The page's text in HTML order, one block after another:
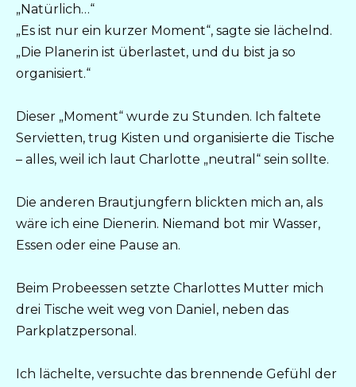
„Natürlich…“
„Es ist nur ein kurzer Moment“, sagte sie lächelnd.
„Die Planerin ist überlastet, und du bist ja so
organisiert.“
Dieser „Moment“ wurde zu Stunden. Ich faltete
Servietten, trug Kisten und organisierte die Tische
– alles, weil ich laut Charlotte „neutral“ sein sollte.
Die anderen Brautjungfern blickten mich an, als
wäre ich eine Dienerin. Niemand bot mir Wasser,
Essen oder eine Pause an.
Beim Probeessen setzte Charlottes Mutter mich
drei Tische weit weg von Daniel, neben das
Parkplatzpersonal.
Ich lächelte, versuchte das brennende Gefühl der